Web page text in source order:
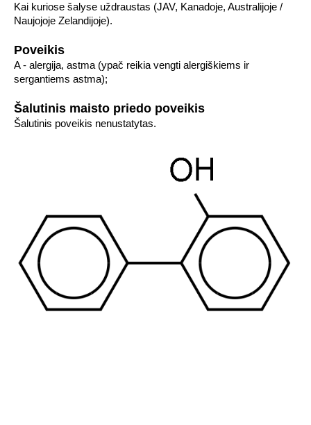
Kai kuriose šalyse uždraustas (JAV, Kanadoje, Australijoje /
Naujojoje Zelandijoje).
Poveikis
A - alergija, astma (ypač reikia vengti alergiškiems ir
sergantiems astma);
Šalutinis maisto priedo poveikis
Šalutinis poveikis nenustatytas.